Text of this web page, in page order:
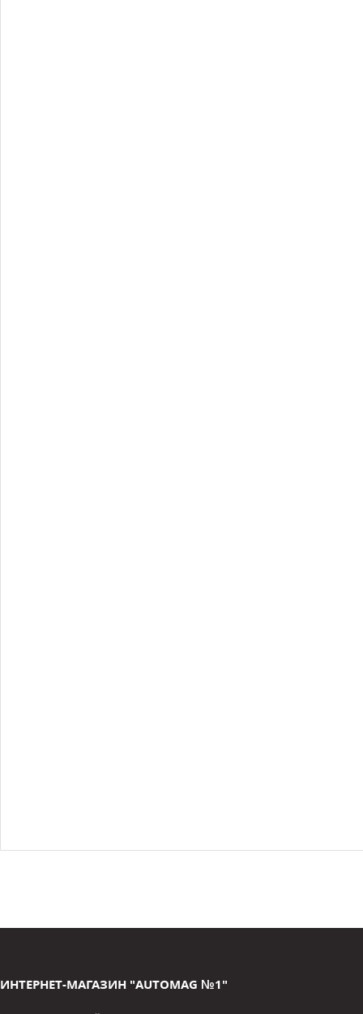
ИНТЕРНЕТ-МАГАЗИН "AUTOMAG №1"